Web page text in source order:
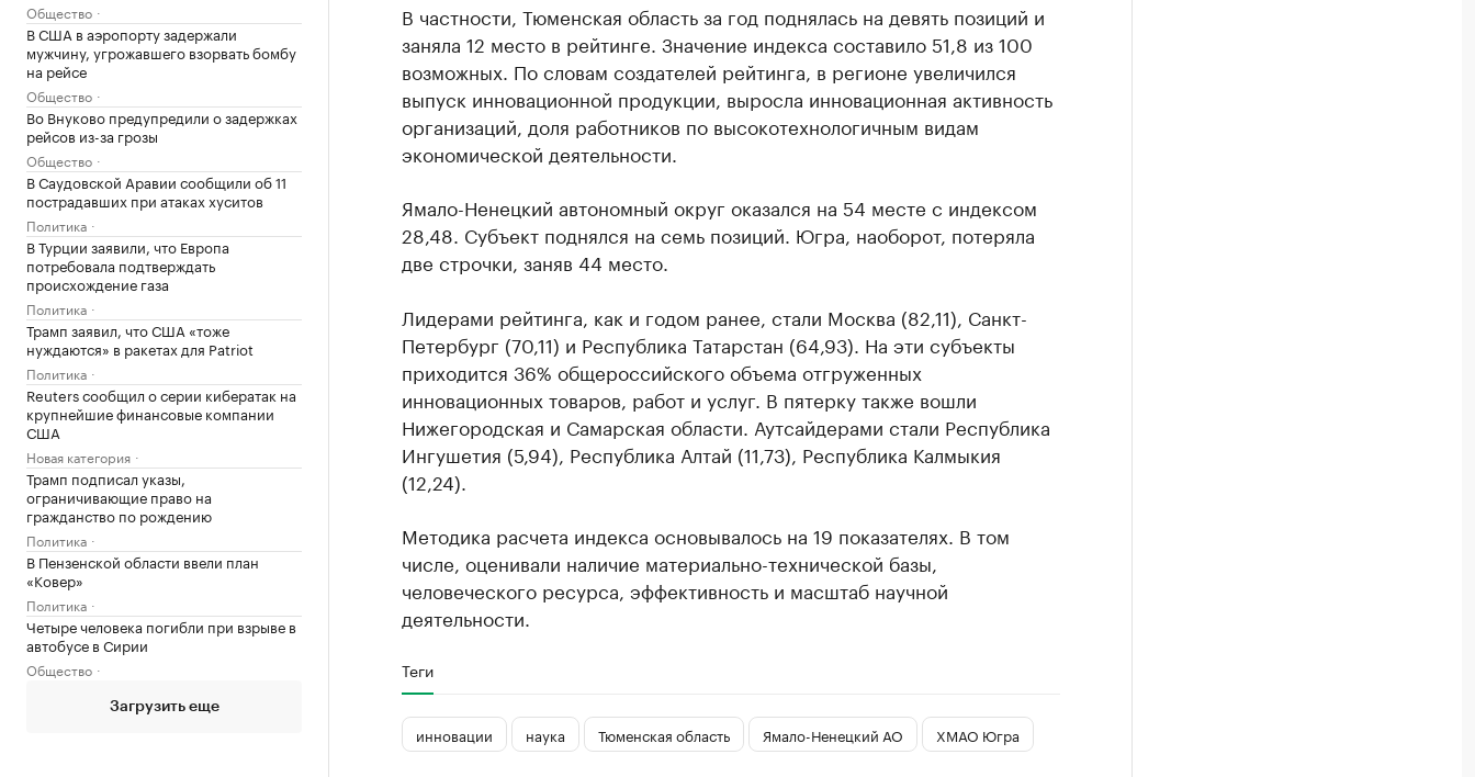
Общество
В США в аэропорту задержали
мужчину, угрожавшего взорвать бомбу
на рейсе
Общество
Во Внуково предупредили о задержках
рейсов из-за грозы
Общество
В Саудовской Аравии сообщили об 11
пострадавших при атаках хуситов
Политика
В Турции заявили, что Европа
потребовала подтверждать
происхождение газа
Политика
Трамп заявил, что США «тоже
нуждаются» в ракетах для Patriot
Политика
Reuters сообщил о серии кибератак на
крупнейшие финансовые компании
США
Новая категория
Трамп подписал указы,
ограничивающие право на
гражданство по рождению
Политика
В Пензенской области ввели план
«Ковер»
Политика
Четыре человека погибли при взрыве в
автобусе в Сирии
Общество
Загрузить еще
В частности, Тюменская область за год поднялась на девять позиций и
заняла 12 место в рейтинге. Значение индекса составило 51,8 из 100
возможных. По словам создателей рейтинга, в регионе увеличился
выпуск инновационной продукции, выросла инновационная активность
организаций, доля работников по высокотехнологичным видам
экономической деятельности.
Ямало-Ненецкий автономный округ оказался на 54 месте с индексом
28,48. Субъект поднялся на семь позиций. Югра, наоборот, потеряла
две строчки, заняв 44 место.
Лидерами рейтинга, как и годом ранее, стали Москва (82,11), Санкт-
Петербург (70,11) и Республика Татарстан (64,93). На эти субъекты
приходится 36% общероссийского объема отгруженных
инновационных товаров, работ и услуг. В пятерку также вошли
Нижегородская и Самарская области. Аутсайдерами стали Республика
Ингушетия (5,94), Республика Алтай (11,73), Республика Калмыкия
(12,24).
Методика расчета индекса основывалось на 19 показателях. В том
числе, оценивали наличие материально-технической базы,
человеческого ресурса, эффективность и масштаб научной
деятельности.
Теги
инновации наука Тюменская область Ямало-Ненецкий АО ХМАО Югра